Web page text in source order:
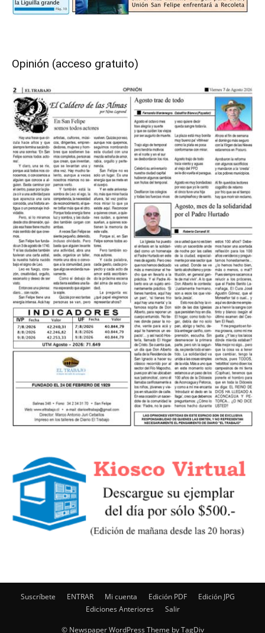
Opinión (acceso gratuito)
Suscríbete ENTRAR Mi cuenta Edición PDF
Edición JPG
Ediciones Anteriores
Salir
© Newspaper WordPress Theme by TagDiv